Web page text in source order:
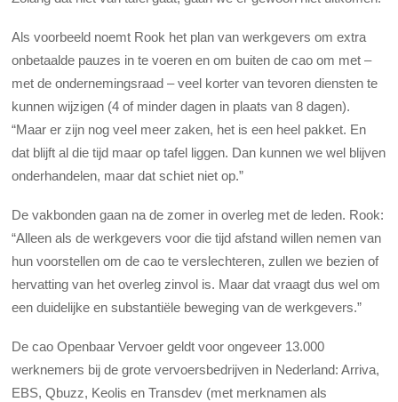
Als voorbeeld noemt Rook het plan van werkgevers om extra
onbetaalde pauzes in te voeren en om buiten de cao om met –
met de ondernemingsraad – veel korter van tevoren diensten te
kunnen wijzigen (4 of minder dagen in plaats van 8 dagen).
“Maar er zijn nog veel meer zaken, het is een heel pakket. En
dat blijft al die tijd maar op tafel liggen. Dan kunnen we wel blijven
onderhandelen, maar dat schiet niet op.”
De vakbonden gaan na de zomer in overleg met de leden. Rook:
“Alleen als de werkgevers voor die tijd afstand willen nemen van
hun voorstellen om de cao te verslechteren, zullen we bezien of
hervatting van het overleg zinvol is. Maar dat vraagt dus wel om
een duidelijke en substantiële beweging van de werkgevers.”
De cao Openbaar Vervoer geldt voor ongeveer 13.000
werknemers bij de grote vervoersbedrijven in Nederland: Arriva,
EBS, Qbuzz, Keolis en Transdev (met merknamen als